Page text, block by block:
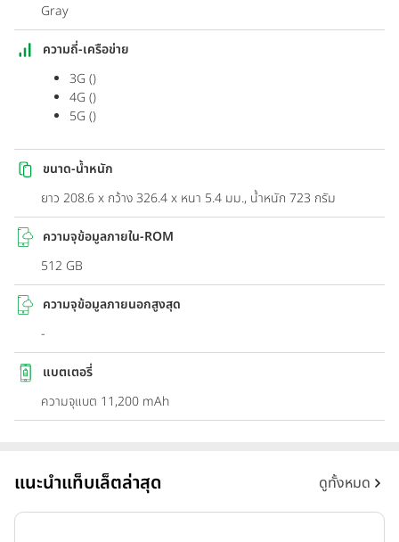
ระบายความร้อนให้ด้วยระบบทำความเย็น Vapor Chamber ที่
ใหญ่ขึ้น ซึ่งออกแบบมาเพื่อให้ระบายความร้อนได้อย่างมี
ประสิทธิภาพมากยิ่งขึ้นเมื่อคุณเล่นเกมหรือดูวิดีโอแบบต่อเป็น
เวลานาน
ความทนทานที่ไม่มีใครเทียบได้
กรอบ Armor Aluminum ที่ได้รับการปรับปรุงให้มีความ
ทนทานมากกว่าที่เคย ช่วยปกป้องจากกาการตกหล่น
แบตเตอรี่สูงขึ้น เกมส์เยอะขึ้น วิดีโอมากขึ้น
ใช้งานแบตเตอรี่ได้อย่างเต็มที่ เล่นเกมได้นานหลายชั่วโมง ดู
รายการโปรดของคุณแบบต่อเนื่อง จากนั้นชาร์จด้วย Super
Fast Charge จนเต็ม 100%
กดปุ่ม Galaxy AI เพื่อปล่อยให้ Galaxy AI ช่วยค้นหาสิ่งที่คุณ
ต้องการ ตอนนี้แป้นพิมพ์ของคุณมีไฮคีย์อันน่าทึ่งแล้ว
Gray
ความถี่-เครือข่าย
3G ()
4G ()
5G ()
ขนาด-น้ำหนัก
ยาว 208.6 x กว้าง 326.4 x หนา 5.4 มม., น้ำหนัก 723 กรัม
ความจุข้อมูลภายใน-ROM
512 GB
ความจุข้อมูลภายนอกสูงสุด
-
แบตเตอรี่
ความจุแบต 11,200 mAh
แนะนำแท็บเล็ตล่าสุด ดูทั้งหมด